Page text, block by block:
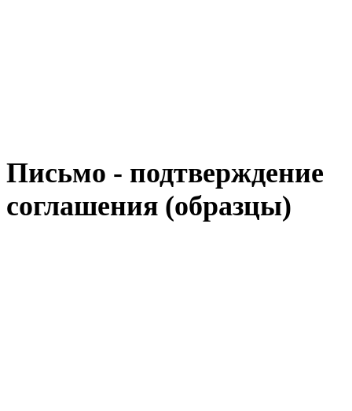
Письмо - подтверждение
соглашения (образцы)